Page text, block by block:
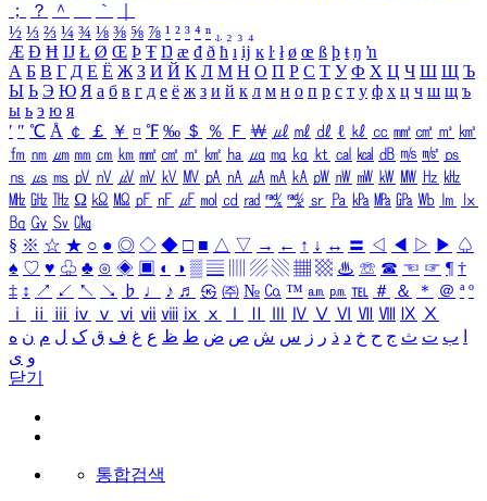
；
？ ＾ ｀
½ ⅓ ⅔ ¼ ¾ ⅛ ⅜ ⅝ ⅞ ¹ ² ³ ⁴ ⁿ ₁ ₂ ₃ ₄
Æ Ð Ħ Ĳ Ł Ø Œ Þ Ŧ Ŋ æ đ ð ħ ı ĳ ĸ ŀ ł ø œ ß þ ŧ ŋ ŉ
А Б В Г Д Е Ё Ж З И Й К Л М Н О П Р С Т У Ф Х Ц Ч Ш Щ Ъ
Ы Ь Э Ю Я а б в г д е ё ж з и й к л м н о п р с т у ф х ц ч ш щ ъ
ы ь э ю я
′ ″ ℃ Å ￠ ￡ ￥ ¤ ℉ ‰ ＄ ％ Ｆ ￦ ㎕ ㎖ ㎗ ℓ ㎘ ㏄ ㎣ ㎤ ㎥ ㎦
㎙ ㎚ ㎛ ㎜ ㎝ ㎞ ㎟ ㎠ ㎡ ㎢ ㏊ ㎍ ㎎ ㎏ ㏏ ㎈ ㎉ ㏈ ㎧ ㎨ ㎰
㎱ ㎲ ㎳ ㎴ ㎵ ㎶ ㎷ ㎸ ㎹ ㎀ ㎁ ㎂ ㎃ ㎄ ㎺ ㎻ ㎽ ㎾ ㎿ ㎐ ㎑
㎒ ㎓ ㎔ Ω ㏀ ㏁ ㎊ ㎋ ㎌ ㏖ ㏅ ㎭ ㎮ ㎯ ㏛ ㎩ ㎪ ㎫ ㎬ ㏝ ㏐
㏓
㏃ ㏉ ㏜ ㏆
§ ※ ☆ ★ ○ ● ◎ ◇ ◆ □ ■ △ ▽ → ← ↑ ↓ ↔ 〓 ◁ ◀ ▷ ▶ ♤
♠ ♡ ♥ ♧ ♣ ⊙ ◈ ▣ ◐ ◑ ▒ ▤ ▨ ▧ ▦ ▩ ♨ ☏ ☎ ☜ ☞ ¶ †
‡ ↕ ↗ ↙ ↖ ↘ ♭ ♩ ♪ ♬ ㉿ ㈜ № ㏇ ™ ㏂ ㏘ ℡ ＃ ＆ ＊ ＠ ª º
ⅰ
ⅱ ⅲ ⅳ ⅴ ⅵ ⅶ ⅷ ⅸ ⅹ Ⅳ Ⅴ Ⅵ Ⅶ Ⅷ Ⅸ Ⅹ
ب ت ث ج ح خ د ذ ر ز س ش ص ض ط ظ ع غ ف ق ک ل م ن ه
و ی
닫기
통합검색